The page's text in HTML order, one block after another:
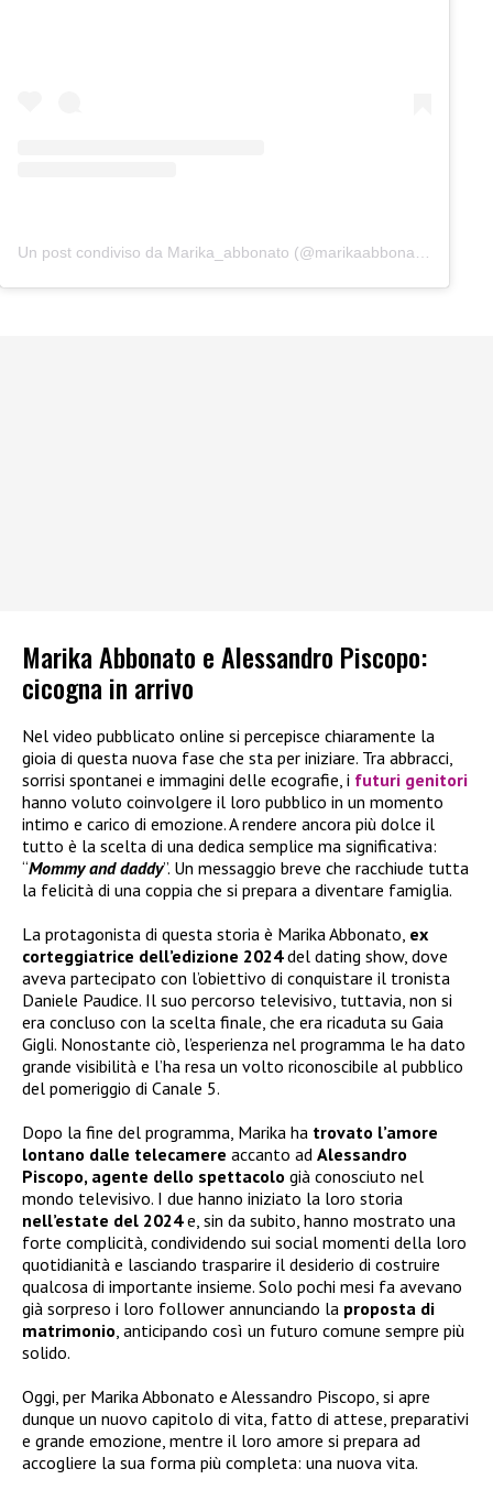
Un post condiviso da Marika_abbonato (@marikaabbonato_)
Marika Abbonato e Alessandro Piscopo:
cicogna in arrivo
Nel video pubblicato online si percepisce chiaramente la
gioia di questa nuova fase che sta per iniziare. Tra abbracci,
sorrisi spontanei e immagini delle ecografie, i futuri genitori
hanno voluto coinvolgere il loro pubblico in un momento
intimo e carico di emozione. A rendere ancora più dolce il
tutto è la scelta di una dedica semplice ma significativa:
“Mommy and daddy”. Un messaggio breve che racchiude tutta
la felicità di una coppia che si prepara a diventare famiglia.
La protagonista di questa storia è Marika Abbonato, ex
corteggiatrice dell’edizione 2024del dating show, dove
aveva partecipato con l’obiettivo di conquistare il tronista
Daniele Paudice. Il suo percorso televisivo, tuttavia, non si
era concluso con la scelta finale, che era ricaduta su Gaia
Gigli. Nonostante ciò, l’esperienza nel programma le ha dato
grande visibilità e l’ha resa un volto riconoscibile al pubblico
del pomeriggio di Canale 5.
Dopo la fine del programma, Marika ha trovato l’amore
lontano dalle telecamere accanto ad Alessandro
Piscopo, agente dello spettacolo già conosciuto nel
mondo televisivo. I due hanno iniziato la loro storia
nell’estate del 2024e, sin da subito, hanno mostrato una
forte complicità, condividendo sui social momenti della loro
quotidianità e lasciando trasparire il desiderio di costruire
qualcosa di importante insieme. Solo pochi mesi fa avevano
già sorpreso i loro follower annunciando la proposta di
matrimonio , anticipando così un futuro comune sempre più
solido.
Oggi, per Marika Abbonato e Alessandro Piscopo, si apre
dunque un nuovo capitolo di vita, fatto di attese, preparativi
e grande emozione, mentre il loro amore si prepara ad
accogliere la sua forma più completa: una nuova vita.